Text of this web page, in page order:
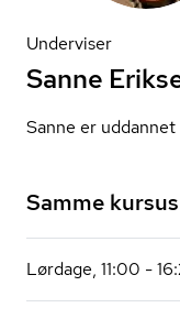
Underviser
Sanne
Sanne er
Samme
Lørdage, 11:00 -